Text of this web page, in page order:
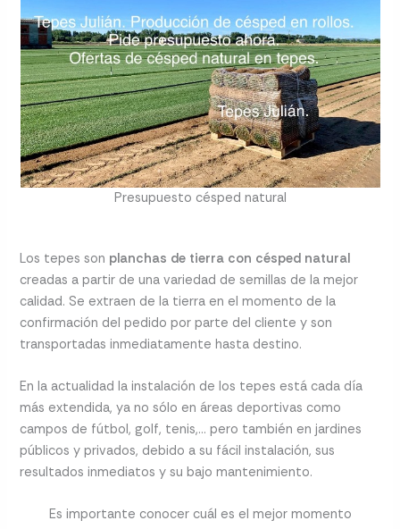
Presupuesto césped natural
Los tepes son planchas de tierra con césped natural
creadas a partir de una variedad de semillas de la mejor
calidad. Se extraen de la tierra en el momento de la
confirmación del pedido por parte del cliente y son
transportadas inmediatamente hasta destino.
En la actualidad la instalación de los tepes está cada día
más extendida, ya no sólo en áreas deportivas como
campos de fútbol, golf, tenis,… pero también en jardines
públicos y privados, debido a su fácil instalación, sus
resultados inmediatos y su bajo mantenimiento.
Es importante conocer cuál es el mejor momento